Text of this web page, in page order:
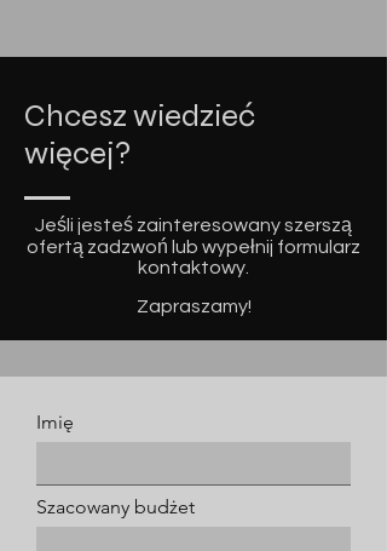
Chcesz wiedzieć
więcej?
Jeśli jesteś zainteresowany szerszą
ofertą zadzwoń lub wypełnij formularz
kontaktowy.
Zapraszamy!
Imię
Szacowany budżet